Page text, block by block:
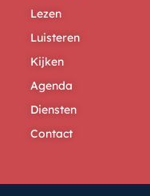
Lezen
Luisteren
Kijken
Agenda
Diensten
Contact